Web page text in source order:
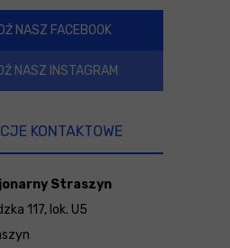
NASZ FACEBOOK
NASZ INSTAGRAM
KONTAKTOWE
Straszyn
117, lok. U5